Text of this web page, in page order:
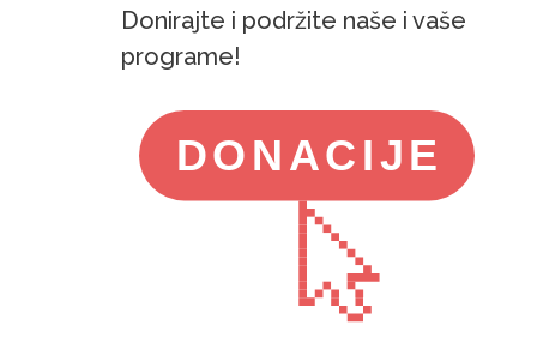
Donirajte i podržite naše i vaše
programe!